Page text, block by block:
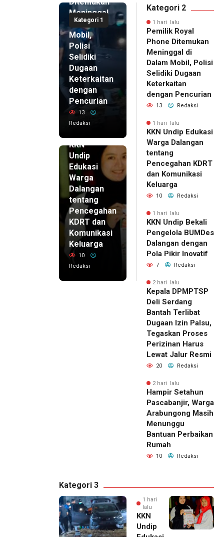
Kategori 1
Meninggal
di Dalam
Mobil,
Polisi
Selidiki
Dugaan
Keterkaitan
dengan
Pencurian
13
Redaksi
KKN
Undip
Edukasi
Warga
Dalangan
tentang
Pencegahan
KDRT dan
Komunikasi
Keluarga
10
Redaksi
Kategori 2
1 hari lalu
Pemilik Royal
Phone Ditemukan
Meninggal di
Dalam Mobil, Polisi
Selidiki Dugaan
Keterkaitan
dengan Pencurian
13 Redaksi
1 hari lalu
KKN Undip Edukasi
Warga Dalangan
tentang
Pencegahan KDRT
dan Komunikasi
Keluarga
10 Redaksi
1 hari lalu
KKN Undip Bekali
Pengelola BUMDes
Dalangan dengan
Pola Pikir Inovatif
7 Redaksi
2 hari lalu
Kepala DPMPTSP
Deli Serdang
Bantah Terlibat
Dugaan Izin Palsu,
Tegaskan Proses
Perizinan Harus
Lewat Jalur Resmi
20 Redaksi
2 hari lalu
Hampir Setahun
Pascabanjir, Warga
Arabungong Masih
Menunggu
Bantuan Perbaikan
Rumah
10 Redaksi
Kategori 3
1 hari
lalu
KKN
Undip